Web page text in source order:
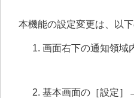
本機能の設定変更は、以
画面右下の通知領域
基本画面の［設定］